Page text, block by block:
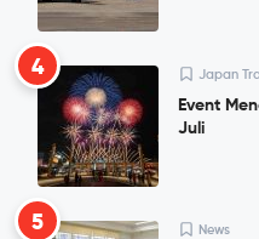
4 Japan
Event
Juli
5 News